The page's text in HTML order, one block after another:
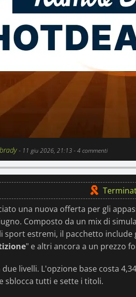
- 11 giu 2026, 21:13- 4 commenti
una nuova offerta per gli
Composto da un mix di
sport estremi, il pacchetto include
" e altri ancora a un prezzo
livelli. L'opzione base costa
sblocca tutti e sette i titoli.